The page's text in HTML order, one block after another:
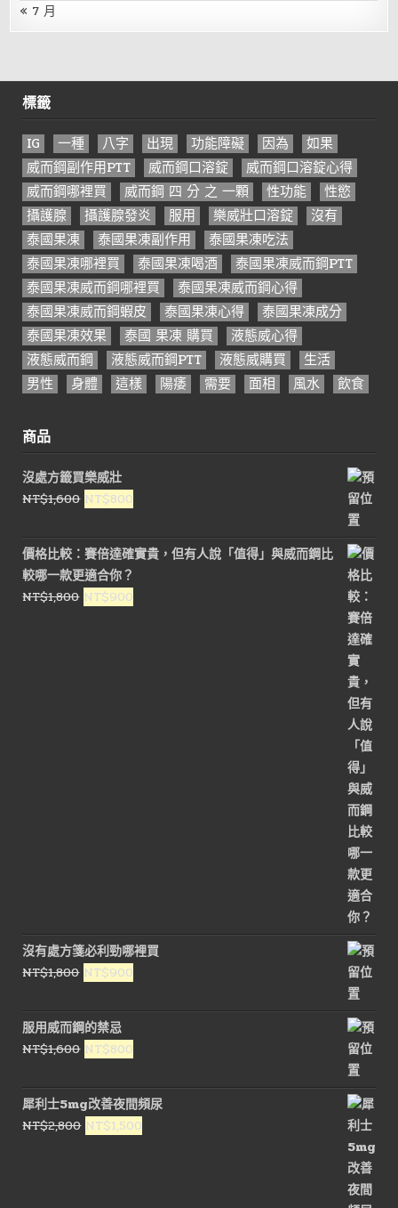
« 7 月
標籤
IG 一種 八字 出現 功能障礙 因為
如果
威而鋼副作用PTT
威而鋼口溶錠
威而鋼口溶錠心得
威而鋼哪裡買
威而鋼 四 分 之 一顆 性功能
性慾
攝護腺
攝護腺發炎 服用 樂威壯口溶錠
沒有
泰國果凍
泰國果凍副作用
泰國果凍吃法
泰國果凍哪裡買
泰國果凍喝酒
泰國果凍威而鋼PTT
泰國果凍威而鋼哪裡買
泰國果凍威而鋼心得
泰國果凍威而鋼蝦皮
泰國果凍心得
泰國果凍成分
泰國果凍效果
泰國 果凍 購買
液態威心得
液態威而鋼
液態威而鋼PTT 液態威購買
生活
男性
身體 這樣 陽痿 需要 面相 風水 飲食
商品
沒處方籤買樂威壯
NT$1,600 原
價
格：
NT$1,600。
NT$800
價
格：
NT$800。
價格比較：賽倍達確實貴，但有人說「值得」與威而鋼比
較哪一款更適合你？
NT$1,800 原
NT$900
沒有處方箋必利勁哪裡買
NT$1,800 原
價
格：
NT$1,800。
NT$900
價
格：
NT$900。
服用威而鋼的禁忌
NT$1,600 原
價
格：
NT$1,600。
NT$800
價
格：
NT$800。
犀利士5mg改善夜間頻尿
NT$2,800 原
NT$1,500